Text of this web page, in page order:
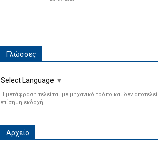
Γλώσσες
Select Language ▼
Η μετάφραση τελείται με μηχανικό τρόπο και δεν αποτελεί
επίσημη εκδοχή.
Αρχείο